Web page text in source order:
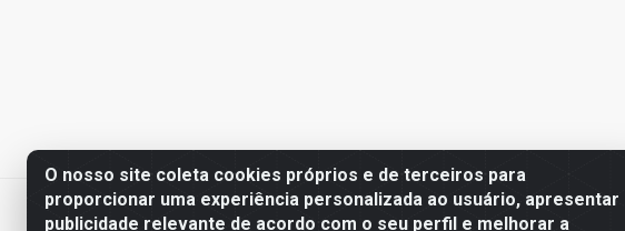
O nosso site coleta cookies próprios e de terceiros para
proporcionar uma experiência personalizada ao usuário, apresentar
publicidade relevante de acordo com o seu perfil e melhorar a
LDF Home Center - R. Hortência Helena Amorim